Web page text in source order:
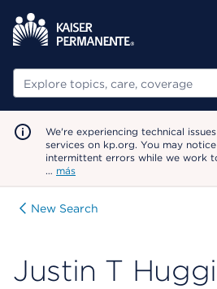
Buscar
We're experiencing technical
services on kp.org. You may
intermittent errors while we work
… más
New Search
Justin T